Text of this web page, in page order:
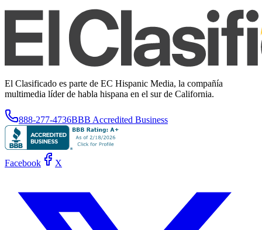
El Clasificado es parte de EC Hispanic Media, la compañía
multimedia líder de habla hispana en el sur de California.
888-277-4736BBB Accredited Business
Facebook X